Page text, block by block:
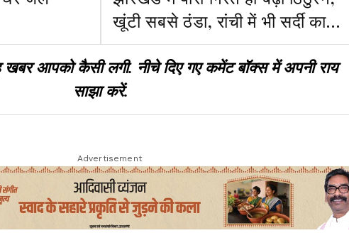
खूंटी सबसे ठंडा, रांची में भी सर्दी का
सितम
आपको कैसी लगी. नीचे दिए गए कमेंट बॉक्स में अपनी राय
साझा करें.
Advertisement